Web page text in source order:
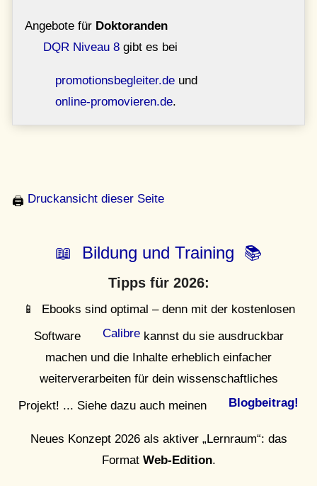
Angebote für Doktoranden
DQR Niveau 8 gibt es bei
promotionsbegleiter.de und
online-promovieren.de.
🖨 Druckansicht dieser Seite
📖 Bildung und Training 📚
Tipps für 2026:
📱 Ebooks sind optimal – denn mit der kostenlosen
Software
Calibrekannst du sie ausdruckbar
machen und die Inhalte erheblich einfacher
weiterverarbeiten für dein wissenschaftliches
Projekt! ... Siehe dazu auch meinen
Blogbeitrag!
Neues Konzept 2026 als aktiver „Lernraum“: das
Format Web-Edition.